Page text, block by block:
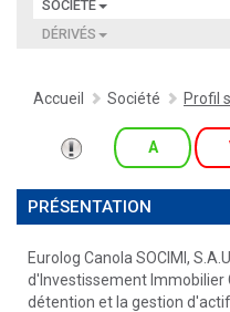
SOCIÉTÉ
DÉRIVÉS
Accueil Société Profil
A
PRÉSENTATION
Eurolog Canola SOCIMI,
d'Investissement Immobilier
détention et la gestion